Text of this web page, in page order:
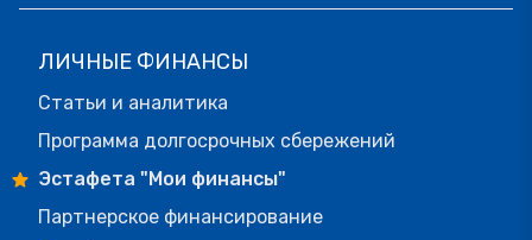
ЛИЧНЫЕ ФИНАНСЫ
Статьи и аналитика
Программа долгосрочных сбережений
Эстафета "Мои финансы"
Партнерское финансирование